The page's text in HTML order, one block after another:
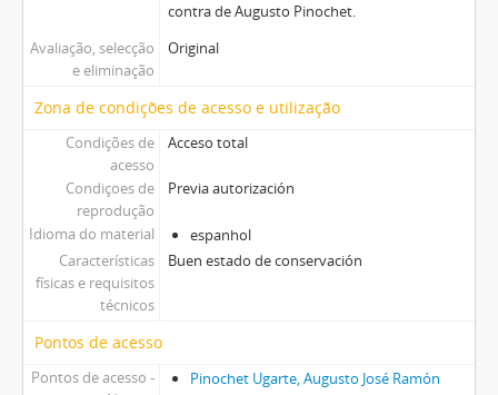
contra de Augusto Pinochet.
Avaliação, selecção
e eliminação
Original
Zona de condições de acesso e utilização
Condições de
acesso
Acceso total
Condiçoes de
reprodução
Previa autorización
Idioma do material
espanhol
Características
físicas e requisitos
técnicos
Buen estado de conservación
Pontos de acesso
Pontos de acesso -
Pinochet Ugarte, Augusto José Ramón